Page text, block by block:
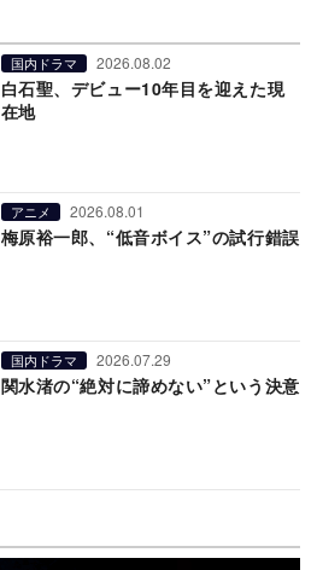
国内ドラマ 2026.08.02
白石聖、デビュー10年目を迎えた現
在地
アニメ 2026.08.01
梅原裕一郎、“低音ボイス”の試行錯誤
国内ドラマ 2026.07.29
関水渚の“絶対に諦めない”という決意